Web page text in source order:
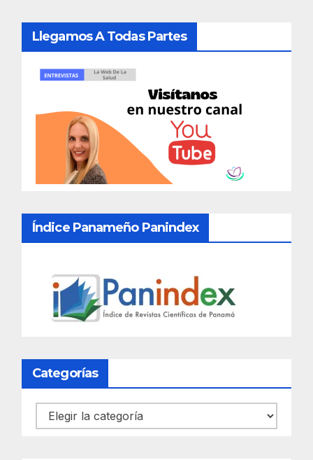
Llegamos A Todas Partes
Índice Panameño Panindex
Categorías
Categorías